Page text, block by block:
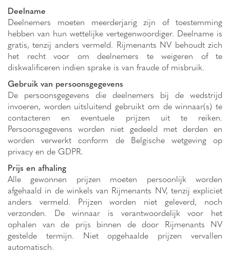
Deelname
Deelnemers moeten meerderjarig zijn of toestemming
hebben van hun wettelijke vertegenwoordiger. Deelname is
gratis, tenzij anders vermeld. Rijmenants NV behoudt zich
het recht voor om deelnemers te weigeren of te
diskwalificeren indien sprake is van fraude of misbruik.
Gebruik van persoonsgegevens
De persoonsgegevens die deelnemers bij de wedstrijd
invoeren, worden uitsluitend gebruikt om de winnaar(s) te
contacteren en eventuele prijzen uit te reiken.
Persoonsgegevens worden niet gedeeld met derden en
worden verwerkt conform de Belgische wetgeving op
privacy en de GDPR.
Prijs en afhaling
Alle gewonnen prijzen moeten persoonlijk worden
afgehaald in de winkels van Rijmenants NV, tenzij expliciet
anders vermeld. Prijzen worden niet geleverd, noch
verzonden. De winnaar is verantwoordelijk voor het
ophalen van de prijs binnen de door Rijmenants NV
gestelde termijn. Niet opgehaalde prijzen vervallen
automatisch.